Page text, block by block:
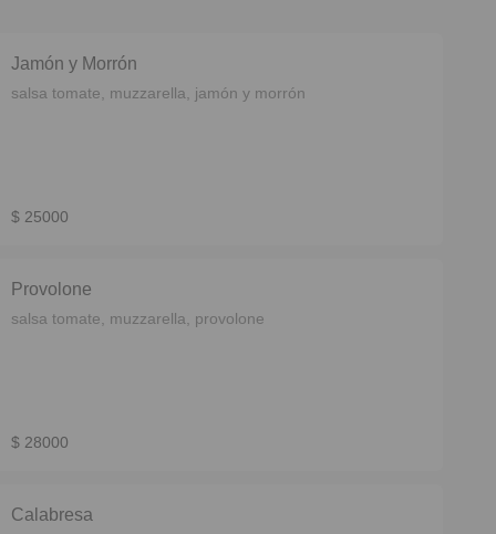
Jamón y Morrón
salsa tomate, muzzarella, jamón y morrón
$ 25000
Provolone
salsa tomate, muzzarella, provolone
$ 28000
Calabresa